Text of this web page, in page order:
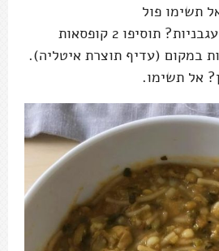
תשימו פול
לא רוצים לגרר עגבניות? תוסיפו 2 קופסאות
במקום (עדיף תוצרת איטליה).
אל תשימו.